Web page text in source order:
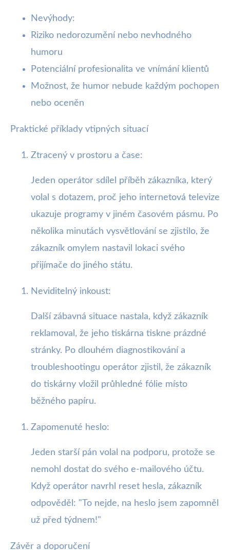
Nevýhody:
Riziko nedorozumění nebo nevhodného
humoru
Potenciální profesionalita ve vnímání klientů
Možnost, že humor nebude každým pochopen
nebo oceněn
Praktické příklady vtipných situací
Ztracený v prostoru a čase:
Jeden operátor sdílel příběh zákazníka, který
volal s dotazem, proč jeho internetová televize
ukazuje programy v jiném časovém pásmu. Po
několika minutách vysvětlování se zjistilo, že
zákazník omylem nastavil lokaci svého
přijímače do jiného státu.
Neviditelný inkoust:
Další zábavná situace nastala, když zákazník
reklamoval, že jeho tiskárna tiskne prázdné
stránky. Po dlouhém diagnostikování a
troubleshootingu operátor zjistil, že zákazník
do tiskárny vložil průhledné fólie místo
běžného papíru.
Zapomenuté heslo:
Jeden starší pán volal na podporu, protože se
nemohl dostat do svého e-mailového účtu.
Když operátor navrhl reset hesla, zákazník
odpověděl: "To nejde, na heslo jsem zapomněl
už před týdnem!"
Závěr a doporučení